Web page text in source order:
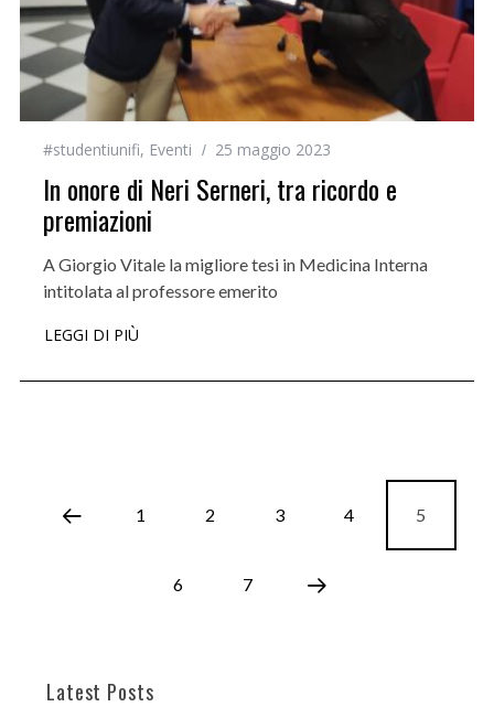
#studentiunifi, Eventi 25 maggio 2023
In onore di Neri Serneri, tra ricordo e
premiazioni
A Giorgio Vitale la migliore tesi in Medicina Interna
intitolata al professore emerito
LEGGI DI PIÙ
1 2 3 4 5
6 7
Latest Posts